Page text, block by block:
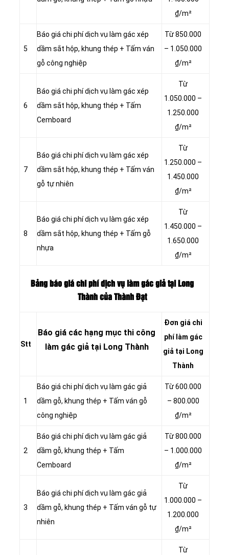
₫/m²
5
Báo giá chi phí dịch vụ làm gác xép
dầm sắt hộp, khung thép + Tấm ván
gỗ công nghiệp
Từ 850.000
– 1.050.000
₫/m²
6
Báo giá chi phí dịch vụ làm gác xép
dầm sắt hộp, khung thép + Tấm
Cemboard
Từ
1.050.000 –
1.250.000
₫/m²
7
Báo giá chi phí dịch vụ làm gác xép
dầm sắt hộp, khung thép + Tấm ván
gỗ tự nhiên
Từ
1.250.000 –
1.450.000
₫/m²
8
Báo giá chi phí dịch vụ làm gác xép
dầm sắt hộp, khung thép + Tấm gỗ
nhựa
Từ
1.450.000 –
1.650.000
₫/m²
Bảng báo giá chi phí dịch vụ làm gác giả tại Long
Thành của Thành Đạt
Stt
Báo giá các hạng mục thi công
làm gác giả tại Long Thành
Đơn giá chi
phílàm gác
giả tại Long
Thành
1
Báo giá chi phí dịch vụ làm gác giả
dầm gỗ, khung thép + Tấm ván gỗ
công nghiệp
Từ 600.000
– 800.000
₫/m²
2
Báo giá chi phí dịch vụ làm gác giả
dầm gỗ, khung thép + Tấm
Cemboard
Từ 800.000
– 1.000.000
₫/m²
3
Báo giá chi phí dịch vụ làm gác giả
dầm gỗ, khung thép + Tấm ván gỗ tự
nhiên
Từ
1.000.000 –
1.200.000
₫/m²
Từ